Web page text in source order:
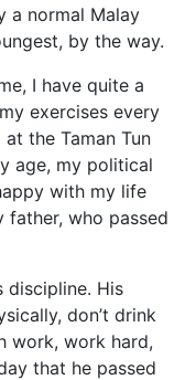
a normal Malay
by the way.
I have quite a
exercises every
the Taman Tun
age, my political
with my life
father, who passed
discipline. His
don’t drink
work, work hard,
that he passed